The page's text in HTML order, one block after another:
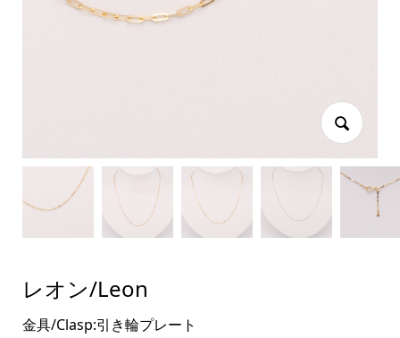
レオン/Leon
金具/Clasp:引き輪プレート